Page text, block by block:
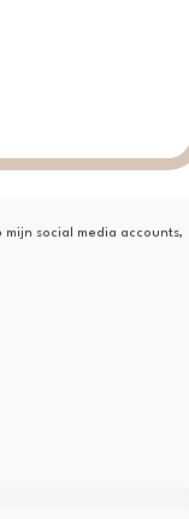
social media accounts,